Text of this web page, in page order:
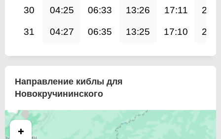
30 04:25 06:33 13:26 17:11
31 04:27 06:35 13:25 17:10
Направление киблы для
Новокручининского
+